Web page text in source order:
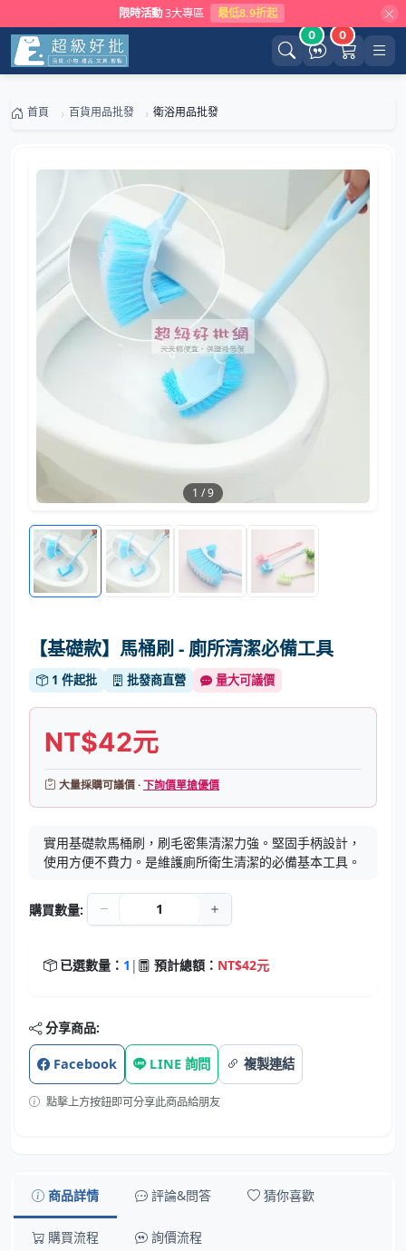
限時活動 3大專區 最低8.9折起
0 0
首頁 百貨用品批發 衛浴用品批發
1 /9
【基礎款】馬桶刷 - 廁所清潔必備工具
1 件起批 批發商直營 量大可議價
NT$42元
大量採購可議價 ·下詢價單搶優價
實用基礎款馬桶刷，刷毛密集清潔力強。堅固手柄設計，
使用方便不費力。是維護廁所衛生清潔的必備基本工具。
購買數量:
已選數量： 1 | 預計總額： NT$42元
分享商品:
Facebook LINE 詢問 複製連結
點擊上方按鈕即可分享此商品給朋友
商品詳情 評論&問答 猜你喜歡
購買流程 詢價流程